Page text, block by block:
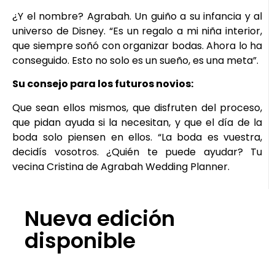
¿Y el nombre? Agrabah. Un guiño a su infancia y al
universo de Disney. “Es un regalo a mi niña interior,
que siempre soñó con organizar bodas. Ahora lo ha
conseguido. Esto no solo es un sueño, es una meta”.
Su consejo para los futuros novios:
Que sean ellos mismos, que disfruten del proceso,
que pidan ayuda si la necesitan, y que el día de la
boda solo piensen en ellos. “La boda es vuestra,
decidís vosotros. ¿Quién te puede ayudar? Tu
vecina Cristina de Agrabah Wedding Planner.
Nueva edición
disponible